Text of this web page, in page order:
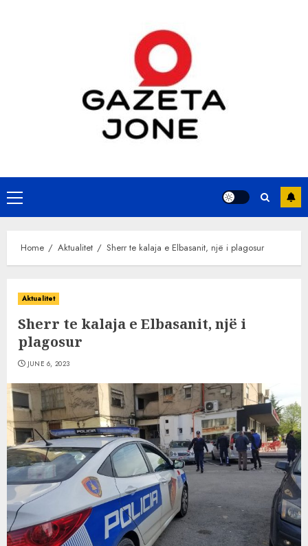
Primary
Menu
Home Aktualitet Sherr te kalaja e Elbasanit, një i plagosur
Aktualitet
Sherr te kalaja e Elbasanit, një i
plagosur
JUNE 6, 2023